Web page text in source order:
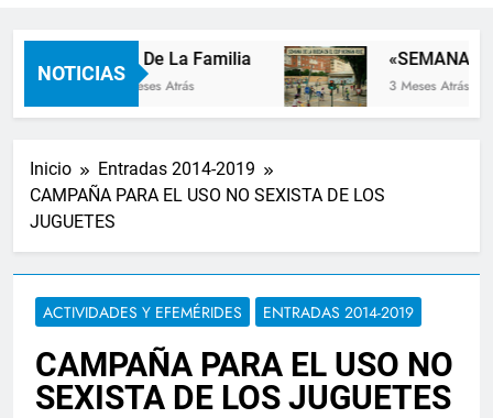
NOTICIAS
Dia De La Familia
2 Meses Atrás
«SEMANA
3 Meses Atrás
Inicio
Entradas 2014-2019
CAMPAÑA PARA EL USO NO SEXISTA DE LOS
JUGUETES
ACTIVIDADES Y EFEMÉRIDES ENTRADAS 2014-2019
CAMPAÑA PARA EL USO NO
SEXISTA DE LOS JUGUETES